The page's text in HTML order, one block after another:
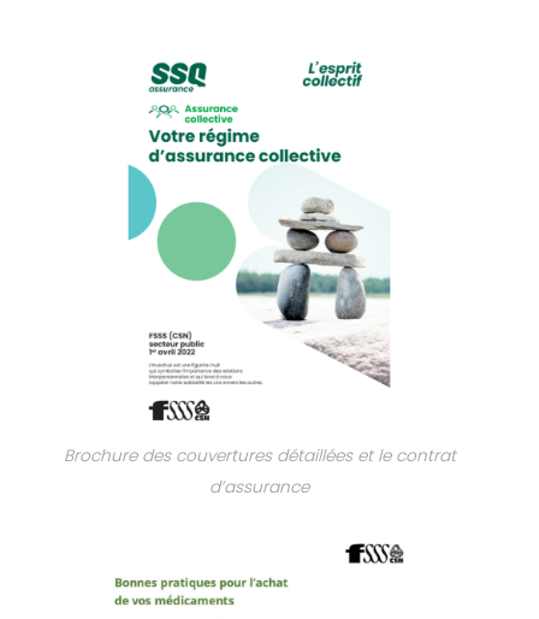
Brochure des couvertures détaillées et le contrat
d’assurance